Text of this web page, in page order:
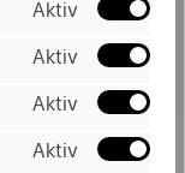
Aktiv
Aktiv
Aktiv
Aktiv